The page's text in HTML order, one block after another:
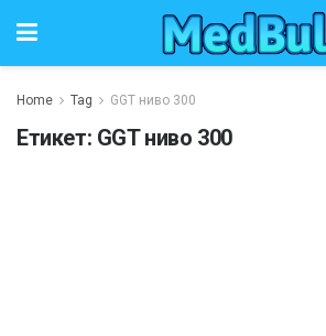
Home Tag GGT ниво 300
Етикет: GGT ниво 300